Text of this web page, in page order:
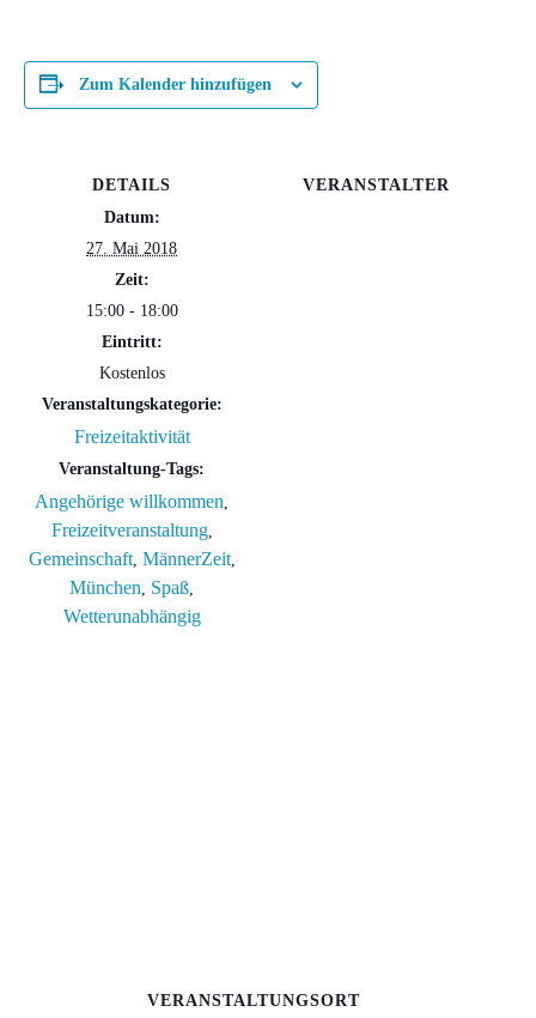
Zum Kalender hinzufügen
DETAILS
Datum:
27. Mai 2018
Zeit:
15:00 - 18:00
Eintritt:
Kostenlos
Veranstaltungskategorie:
Freizeitaktivität
Veranstaltung-Tags:
Angehörige willkommen
Freizeitveranstaltung,
Gemeinschaft, MännerZeit,
München Spaß
Wetterunabhängig
VERANSTALTER
VERANSTALTUNGSORT